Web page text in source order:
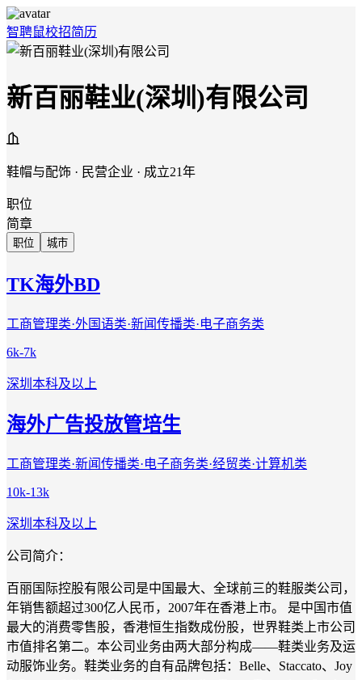
智聘鼠校招简历
新百丽鞋业(深圳)有限公司
鞋帽与配饰 · 民营企业 · 成立21年
职位
简章
职位 城市
TK海外BD
工商管理类·外国语类·新闻传播类·电子商务类
6k-7k
深圳 本科及以上
海外广告投放管培生
工商管理类·新闻传播类·电子商务类·经贸类·计算机类
10k-13k
深圳 本科及以上
公司简介：
百丽国际控股有限公司是中国最大、全球前三的鞋服类公司，
年销售额超过300亿人民币，2007年在香港上市。 是中国市值
最大的消费零售股，香港恒生指数成份股，世界鞋类上市公司
市值排名第二。本公司业务由两大部分构成——鞋类业务及运
动服饰业务。鞋类业务的自有品牌包括：Belle、Staccato、Joy